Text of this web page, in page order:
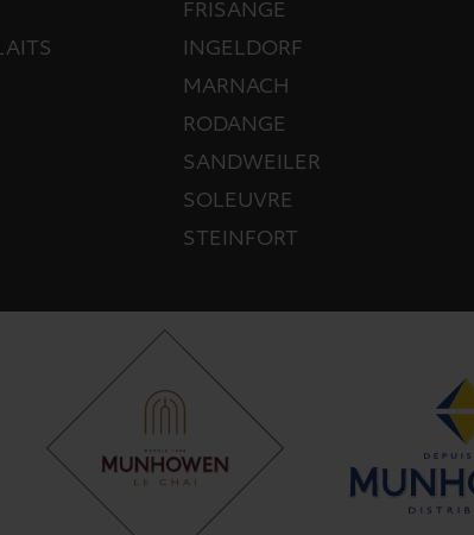
FRISANGE
INGELDORF
MARNACH
RODANGE
SANDWEILER
SOLEUVRE
STEINFORT